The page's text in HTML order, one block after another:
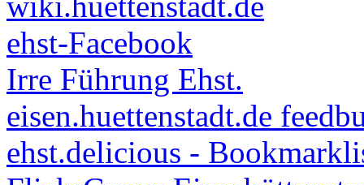
ehst-Facebook
Irre Führung Ehst.
eisen.huettenstadt.de
ehst.delicious -